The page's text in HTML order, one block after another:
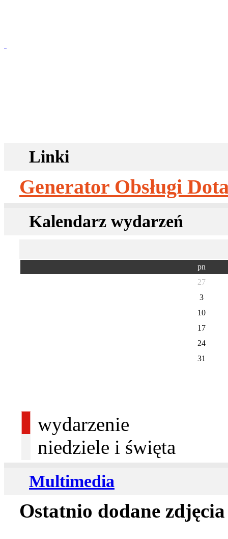
Linki
Generator Obsługi
Kalendarz wydarzeń
pn
27
3
10
17
24
31
wydarzenie
niedziele i święta
Multimedia
Ostatnio dodane zdjęcia